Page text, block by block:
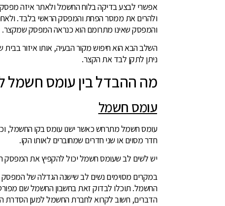
אפשרי לבצע בדיקה בלוח החשמל ולאתר איזה
ולהרים את ממסר הפחת והמפסק הראשי בלבד.
והמפסק שאינו מתרומם הוא כנראה המפסק שמקצר.
השלב הבא הוא חיפוש מקור הבעיה, אותו איזור
ניתן לתקן לבד את הקצר.
מה ההבדל בין עומס חשמל
עומס חשמל
עומס חשמל מתרחש כאשר ישנו עומס בקו החשמל,
חדר מסוים או שני חדרים שמחוברים לאותו הקו.
יש לשים לב שעומס חשמל יכול להקפיץ את המפסק
החשמל. תוכלו לבדוק זאת בחשבון החשמל שם מפורט
הדברים, חשוב לקרוא לחברת החשמל למען הסדרת